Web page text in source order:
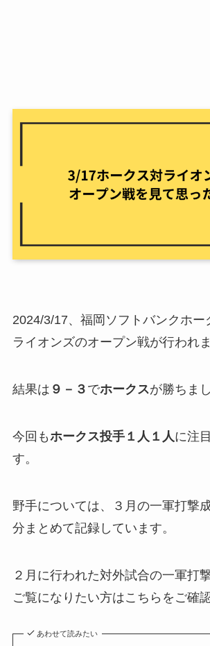
2024/3/17、福岡ソフトバンクホー
ライオンズのオープン戦が行われま
結果は ９－３ でホークスが勝ちまし
今回もホークス投手１人１人に注
す。
野手については、３月の一軍打撃
分まとめて記録しています。
２月に行われた対外試合の一軍打
ご覧になりたい方はこちらをご確
あわせて読みたい